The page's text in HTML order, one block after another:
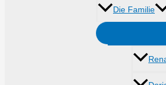
Die Familie